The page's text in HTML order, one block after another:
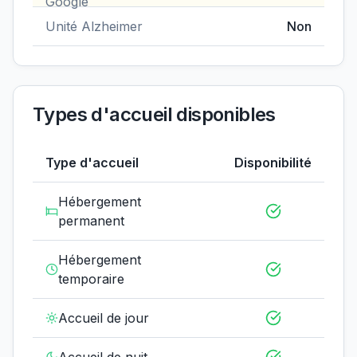
Unité Alzheimer Non
Types d'accueil disponibles
Type d'accueil Disponibilité
Hébergement
permanent
Hébergement
temporaire
Accueil de jour